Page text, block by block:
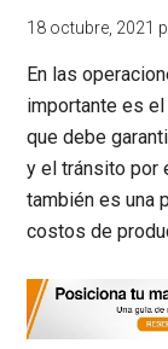
18 octubre, 2021
En las
importante es el
que debe
y el tránsito por
también es una
costos de